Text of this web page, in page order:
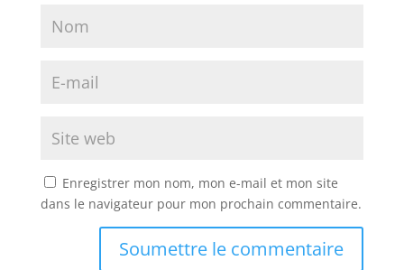
Enregistrer mon nom, mon e-mail et mon site
dans le navigateur pour mon prochain commentaire.
Soumettre le commentaire